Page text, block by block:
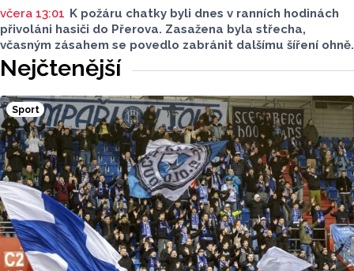
včera 13:01 K požáru chatky byli dnes v ranních hodinách
přivoláni hasiči do Přerova. Zasažena byla střecha,
včasným zásahem se povedlo zabránit dalšímu šíření ohně.
Nejčtenější
Sport